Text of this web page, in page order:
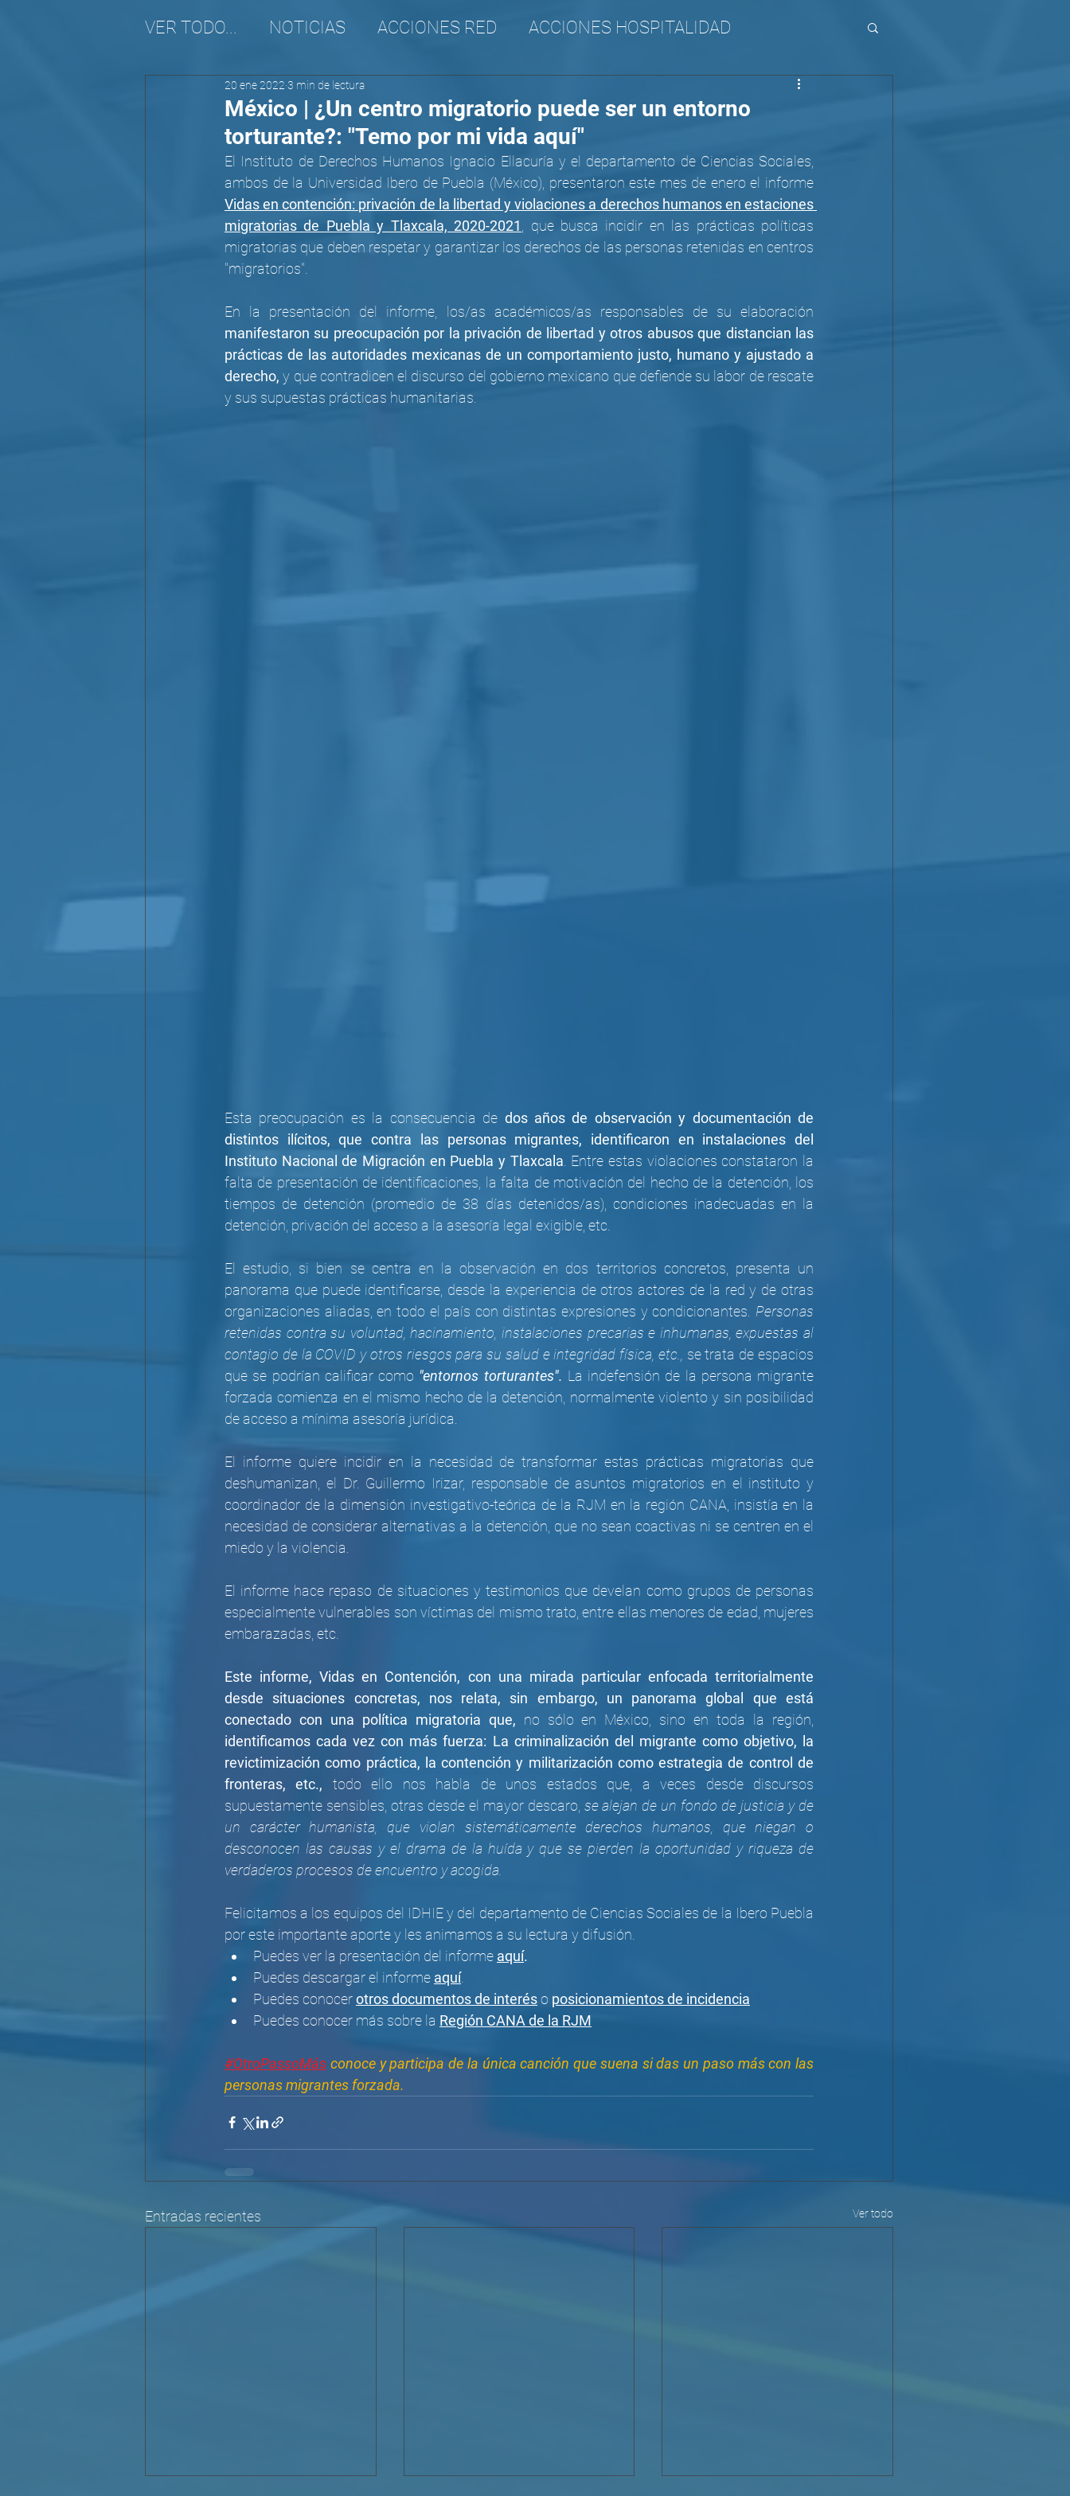
VER TODO... NOTICIAS ACCIONES RED ACCIONES HOSPITALIDAD
REALIDAD MIGRATORIA
México | ¿Un centro migratorio puede ser un entorno
torturante?: "Temo por mi vida aquí"
20 ene 2022 3 min de lectura
El Instituto de Derechos Humanos Ignacio Ellacuría y el departamento de Ciencias Sociales,
Vidas en contención: privación de la libertad y violaciones a derechos humanos en estaciones
migratorias de Puebla y Tlaxcala, 2020-2021
, que busca incidir en las prácticas políticas
migratorias que deben respetar y garantizar los derechos de las personas retenidas en centros
"migratorios".
manifestaron su preocupación por la privación de libertad y otros abusos que distancian las
prácticas de las autoridades mexicanas de un comportamiento justo, humano y ajustado a
derecho, y que contradicen el discurso del gobierno mexicano que defiende su labor de rescate
y sus supuestas prácticas humanitarias.
Esta preocupación es la consecuencia de dos años de observación y documentación de
distintos ilícitos, que contra las personas migrantes, identificaron en instalaciones del
Instituto Nacional de Migración en Puebla y Tlaxcala . Entre estas violaciones constataron la
falta de presentación de identificaciones, la falta de motivación del hecho de la detención, los
tiempos de detención (promedio de 38 días detenidos/as), condiciones inadecuadas en la
detención, privación del acceso a la asesoría legal exigible, etc.
El estudio, si bien se centra en la observación en dos territorios concretos, presenta un
panorama que puede identificarse, desde la experiencia de otros actores de la red y de otras
organizaciones aliadas, en todo el país con distintas expresiones y condicionantes. Personas
retenidas contra su voluntad, hacinamiento, instalaciones precarias e inhumanas, expuestas al
contagio de la COVID y otros riesgos para su salud e integridad física, etc.,
se trata de espacios
que se podrían calificar como "entornos torturantes". La indefensión de la persona migrante
forzada comienza en el mismo hecho de la detención, normalmente violento y sin posibilidad
de acceso a mínima asesoría jurídica.
El informe quiere incidir en la necesidad de transformar estas prácticas migratorias que
deshumanizan, el Dr. Guillermo Irizar, responsable de asuntos migratorios en el instituto y
coordinador de la dimensión investigativo-teórica de la RJM en la región CANA, insistía en la
necesidad de considerar alternativas a la detención, que no sean coactivas ni se centren en el
miedo y la violencia.
El informe hace repaso de situaciones y testimonios que develan como grupos de personas
especialmente vulnerables son víctimas del mismo trato, entre ellas menores de edad, mujeres
embarazadas, etc.
Este informe, Vidas en Contención, con una mirada particular enfocada territorialmente
desde situaciones concretas, nos relata, sin embargo, un panorama global que está
conectado con una política migratoria que,
identificamos cada vez con más fuerza: La criminalización del migrante como objetivo, la
revictimización como práctica, la contención y militarización como estrategia de control de
fronteras, etc., todo ello nos habla de unos estados que, a veces desde discursos
supuestamente sensibles, otras desde el mayor descaro, se alejan de un fondo de justicia y de
un carácter humanista, que violan sistemáticamente derechos humanos, que niegan o
desconocen las causas y el drama de la huída y que se pierden la oportunidad y riqueza de
verdaderos procesos de encuentro y acogida.
Felicitamos a los equipos del IDHIE y del departamento de Ciencias Sociales de la Ibero Puebla
por este importante aporte y les animamos a su lectura y difusión.
Puedes ver la presentación del informe aquí.
Puedes descargar el informe aquí.
Puedes conocer otros documentos de interés o posicionamientos de incidencia
Puedes conocer más sobre la Región CANA de la RJM
#OtroPassoMás conoce y participa de la única canción que suena si das un paso más con las
personas migrantes forzada.
Entradas recientes Ver todo